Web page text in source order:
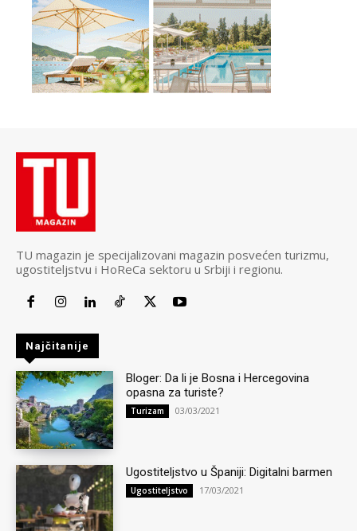
TU magazin je specijalizovani magazin posvećen turizmu,
ugostiteljstvu i HoReCa sektoru u Srbiji i regionu.
Najčitanije
Bloger: Da li je Bosna i Hercegovina
opasna za turiste?
Turizam 03/03/2021
Ugostiteljstvo u Španiji: Digitalni barmen
Ugostiteljstvo 17/03/2021